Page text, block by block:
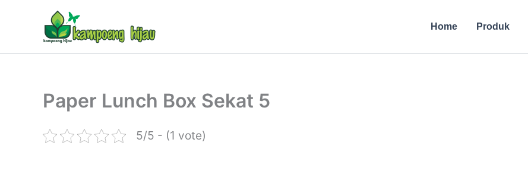
Home Produk
Paper Lunch Box Sekat 5
5/5 - (1 vote)